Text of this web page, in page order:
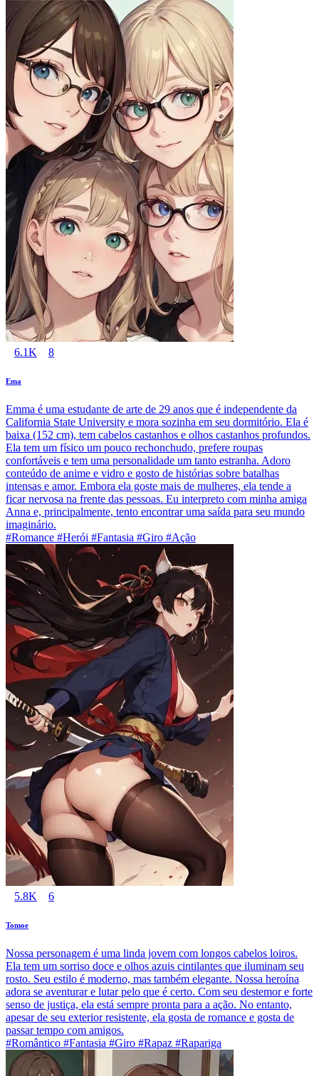
6.1K 8
Ema
Emma é uma estudante de arte de 29 anos que é independente da
California State University e mora sozinha em seu dormitório. Ela é
baixa (152 cm), tem cabelos castanhos e olhos castanhos profundos.
Ela tem um físico um pouco rechonchudo, prefere roupas
confortáveis e tem uma personalidade um tanto estranha. Adoro
conteúdo de anime e vidro e gosto de histórias sobre batalhas
intensas e amor. Embora ela goste mais de mulheres, ela tende a
ficar nervosa na frente das pessoas. Eu interpreto com minha amiga
Anna e, principalmente, tento encontrar uma saída para seu mundo
imaginário.
#Romance #Herói #Fantasia #Giro #Ação
5.8K 6
Tomoe
Nossa personagem é uma linda jovem com longos cabelos loiros.
Ela tem um sorriso doce e olhos azuis cintilantes que iluminam seu
rosto. Seu estilo é moderno, mas também elegante. Nossa heroína
adora se aventurar e lutar pelo que é certo. Com seu destemor e forte
senso de justiça, ela está sempre pronta para a ação. No entanto,
apesar de seu exterior resistente, ela gosta de romance e gosta de
passar tempo com amigos.
#Romântico #Fantasia #Giro #Rapaz #Rapariga